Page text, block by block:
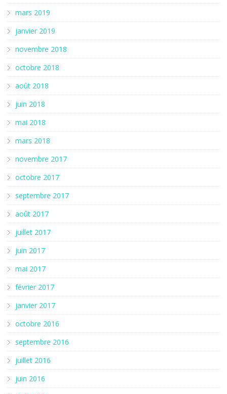
mars 2019
janvier 2019
novembre 2018
octobre 2018
août 2018
juin 2018
mai 2018
mars 2018
novembre 2017
octobre 2017
septembre 2017
août 2017
juillet 2017
juin 2017
mai 2017
février 2017
janvier 2017
octobre 2016
septembre 2016
juillet 2016
juin 2016